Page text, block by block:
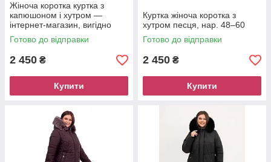
Жіноча коротка куртка з
капюшоном і хутром —
інтернет-магазин, вигідно
Готово до відправки
2 450 ₴
Купити
Куртка жіноча коротка з
хутром песця, нар. 48–60
Готово до відправки
2 450 ₴
Купити